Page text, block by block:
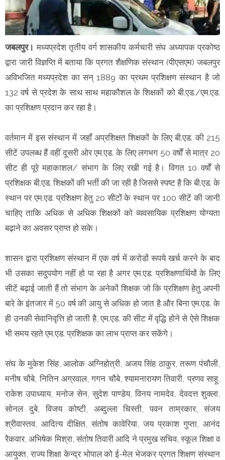
जबलपुर। मध्यप्रदेश तृतीय वर्ग शासकीय कर्मचारी संघ अध्यापक प्रकोष्ठ
द्वारा जारी विज्ञप्ति में बताया कि प्रगत शैक्षणिक संस्थान (पीएसएम) जबलपुर
अविभजित मध्यप्रदेश का सन् 1889 का प्रथम प्रशिक्षण संस्थान है जो
132 वर्ष से प्रदेश के साथ साथ महाकौशल के शिक्षकों को बी.एड./एम.एड.
का प्रशिक्षण प्रदान कर रहा है।
वर्तमान में इस संस्थान में जहाँ अप्रशिक्षत शिक्षकों के लिए बी.एड. की 215
सीटें उपलब्ध हैं वहीं दूसरी ओर एम.एड. के लिए लगभग 50 वर्षों से मात्र 20
सीट ही पूरे महाकाशल/ संभाग के लिए रखी गई है। विगत 10 वर्षों से
प्रशिक्षक बी.एड. शिक्षकों की भर्ती की जा रही है जिससे स्पष्ट है कि बी.एड. के
स्थान पर एम.एड. प्रशिक्षण हेतु 20 सीटों के स्थान पर 100 सीटें की जानी
चाहिए ताकि अधिक से अधिक शिक्षकों को व्यवसायिक प्रशिक्षण योग्यता
बढ़ाने का अवसर प्राप्त हो सके।
शासन द्वारा प्रशिक्षण संस्थान में एक वर्ष में करोडों रूपये खर्च करने के बाद
भी उसका सदुपयोग नहीं हो पा रहा है अगर एम.एड. प्रशिक्षणार्थियों के लिए
सीटें बढ़ाई जाती हैं तो संभाग के अनेकों शिक्षक जो कि प्रशिक्षण हेतु अपनी
बारे के इंतजार में 50 वर्ष की आयु से अधिक हो जात है और बिना एम.एड. के
ही उनकी सेवानिवृत्ति हो जाती है, एम.एड. की सीट में वृद्धि होने से ऐसे शिक्षक
भी समय रहते एम.एड. प्रशिक्षक का लाभ प्राप्त कर सकेंगे।
संघ के मुकेश सिंह, आलोक अग्निहोत्री, अजय सिंह ठाकुर, तरूण पंचौली,
मनीष चौबे, नितिन अग्रवाल, गगन चौबे, श्यामनारायण तिवारी, प्रणव साहू,
राकेश उपाध्याय, मनोज सेन, सुदेश पाण्डेय, विनय नामदेव, देवदत्त शुक्ला,
सोनल दुबे, विजय कोष्टी, अब्दुल्ला चिस्ती, पवन ताम्रकार, संजय
श्रीवास्तव, आदित्य दीक्षित, संतोष कावेरिया, जय प्रकाश गुप्ता, आनंद
रैकवार, अभिषेक मिश्रा, संतोष तिवारी आदि ने प्रमुख सचिव, स्कूल शिक्षा व
आयुक्त, राज्य शिक्षा केन्द्र भोपाल को ई-मेल भेजकर प्रगत शिक्षण संस्थान